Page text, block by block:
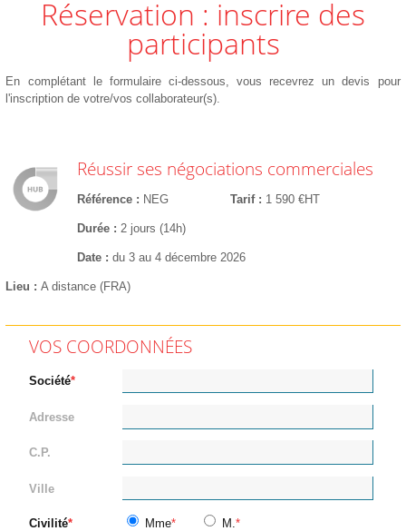
Réservation : inscrire des
participants
En complétant le formulaire ci-dessous, vous recevrez un devis pour
l'inscription de votre/vos collaborateur(s).
Réussir ses négociations commerciales
Référence NEG Tarif 1 590 €HT
Durée 2 jours (14h)
Date du 3 au 4 décembre 2026
Lieu A distance (FRA)
VOS COORDONNÉES
Société
Adresse
C.P.
Ville
Civilité Mme M.